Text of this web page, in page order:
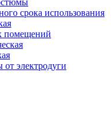
срока использования
помещений
электродуги